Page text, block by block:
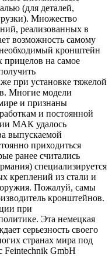
(для деталей,
Множество
реализованных в
возможность самому
кронштейн
прицелов на самое
при установке тяжелой
Многие модели
и признаны
и постоянной
МАК удалось
выпускаемой
приходиться
ранее считались
специализируется
креплений из стали и
Пожалуй, самы
кронштейнов.
при
Эта немецкая
серьезность своего
странах мира под
GmbH